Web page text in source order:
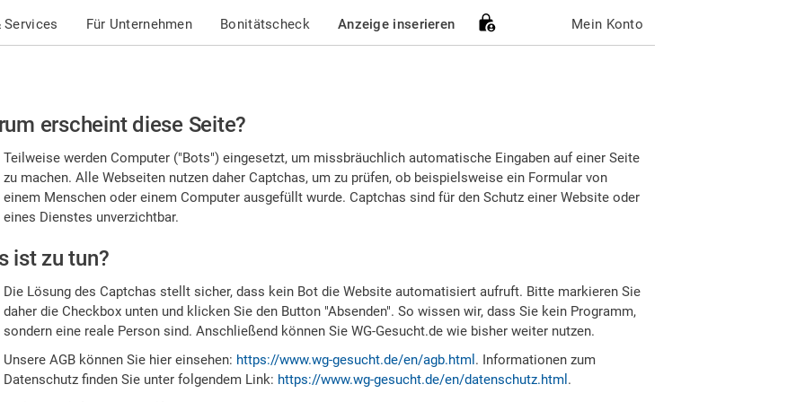
Services Für Unternehmen Bonitätscheck Anzeige inserieren Mein Konto
erscheint diese Seite?
Teilweise werden Computer ("Bots") eingesetzt, um missbräuchlich automatische Eingaben auf einer Seite
zu machen. Alle Webseiten nutzen daher Captchas, um zu prüfen, ob beispielsweise ein Formular von
einem Menschen oder einem Computer ausgefüllt wurde. Captchas sind für den Schutz einer Website oder
eines Dienstes unverzichtbar.
ist zu tun?
Die Lösung des Captchas stellt sicher, dass kein Bot die Website automatisiert aufruft. Bitte markieren Sie
daher die Checkbox unten und klicken Sie den Button "Absenden". So wissen wir, dass Sie kein Programm,
sondern eine reale Person sind. Anschließend können Sie WG-Gesucht.de wie bisher weiter nutzen.
Unsere AGB können Sie hier einsehen: https://www.wg-gesucht.de/en/agb.html . Informationen zum
Datenschutz finden Sie unter folgendem Link: https://www.wg-gesucht.de/en/datenschutz.html .